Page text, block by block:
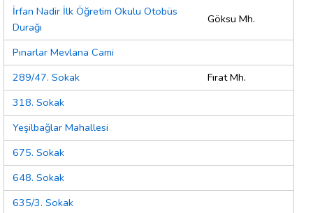
İrfan Nadir İlk Öğretim Okulu Otobüs
Durağı
Göksu Mh.
Pınarlar Mevlana Cami
289/47. Sokak
Fırat Mh.
318. Sokak
Yeşilbağlar Mahallesi
675. Sokak
648. Sokak
635/3. Sokak